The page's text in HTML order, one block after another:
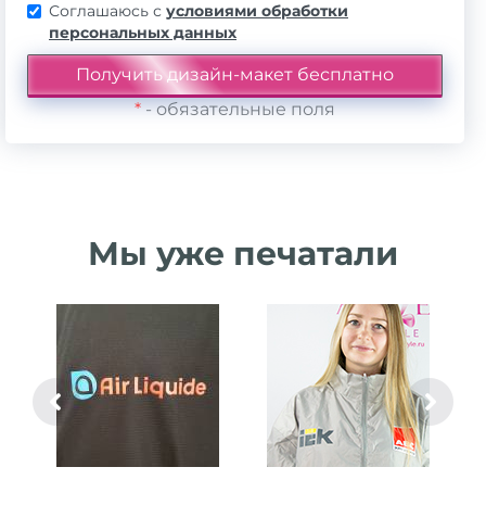
Соглашаюсь с условиями обработки
персональных данных
*- обязательные поля
Мы уже печатали